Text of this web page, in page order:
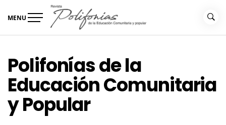
MENU
Polifonías de la
Educación Comunitaria
y Popular